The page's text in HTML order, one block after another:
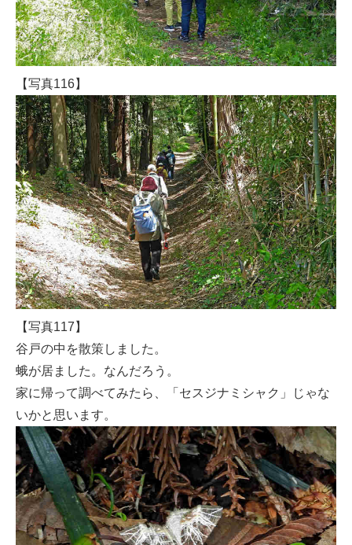
【写真116】
【写真117】
谷戸の中を散策しました。
蛾が居ました。なんだろう。
家に帰って調べてみたら、「セスジナミシャク」じゃな
いかと思います。